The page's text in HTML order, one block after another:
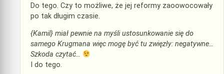
Do tego. Czy to możliwe, że jej reformy zaoowocowały
po tak długim czasie.
{Kamil} miał pewnie na myśli ustosunkowanie się do
samego Krugmana więc mogę być tu zwięzły: negatywne…
Szkoda czytać…
I do tego.